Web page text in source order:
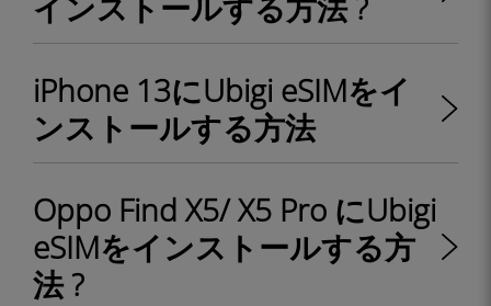
iPhone 13にUbigi eSIMをイ
ンストールする方法
Oppo Find X5/ X5 Pro にUbigi
eSIMをインストールする方
法 ?